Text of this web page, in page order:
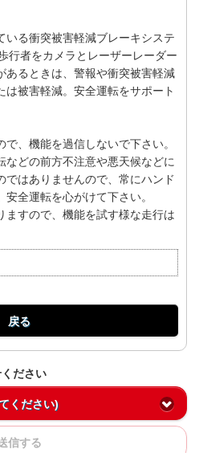
いる衝突被害軽減ブレーキシステ
行者をカメラとレーザーレーダー
あるときは、警報や衝突被害軽減
は被害軽減。安全運転をサポート
、機能を過信しないで下さい。
どの前方不注意や悪天候などに
ではありませんので、常にハンド
全運転を心がけて下さい。
すので、機能を試す様な走行は
戻る
ださい
ください)
信する